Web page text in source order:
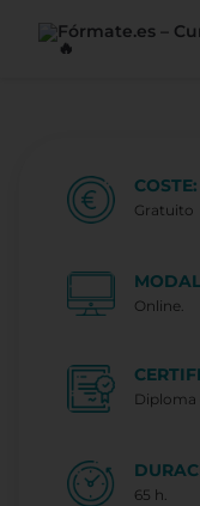
COSTE:
Gratuito
Online.
65 h.